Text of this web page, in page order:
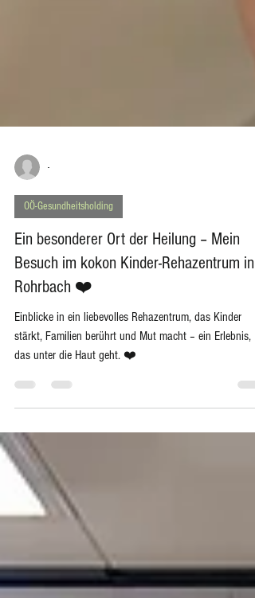
-
OÖ-Gesundheitsholding
Ein besonderer Ort der Heilung – Mein
Besuch im kokon Kinder-Rehazentrum in
Rohrbach ❤️
Einblicke in ein liebevolles Rehazentrum, das Kinder
das unter die Haut geht. ❤️